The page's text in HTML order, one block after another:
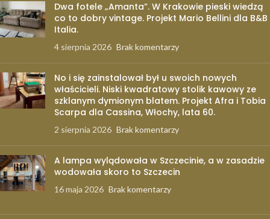
Dwa fotele „Amanta”. W Krakowie pieski wiedzą
co to dobry vintage. Projekt Mario Bellini dla B&B
Italia.
4 sierpnia 2026 Brak komentarzy
No i się zainstalował był u swoich nowych
właścicieli. Niski kwadratowy stolik kawowy ze
szklanym dymionym blatem. Projekt Afra i Tobia
Scarpa dla Cassina, Włochy, lata 60.
2 sierpnia 2026 Brak komentarzy
A lampa wylądowała w Szczecinie, a w zasadzie
wodowała skoro to Szczecin
16 maja 2026 Brak komentarzy